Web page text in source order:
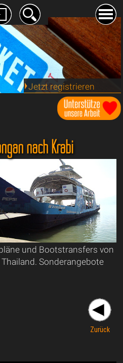
Jetzt registrieren
nach Krabi
und Bootstransfers von
Sonderangebote
Zurück